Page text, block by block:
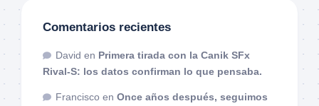
Comentarios recientes
David en Primera tirada con la Canik SFx
Rival-S: los datos confirman lo que pensaba.
Francisco en Once años después, seguimos